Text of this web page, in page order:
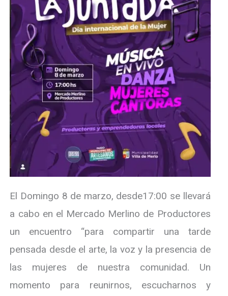
El Domingo 8 de marzo, desde17:00 se llevará
a cabo en el Mercado Merlino de Productores
un encuentro “para compartir una tarde
pensada desde el arte, la voz y la presencia de
las mujeres de nuestra comunidad. Un
momento para reunirnos, escucharnos y